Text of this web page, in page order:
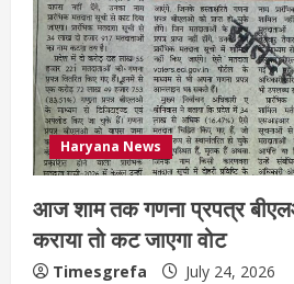
Haryana News
आज शाम तक गणना प्रपत्र
कराया तो कट जाएगा वोट
Timesgrefa July 24, 2026